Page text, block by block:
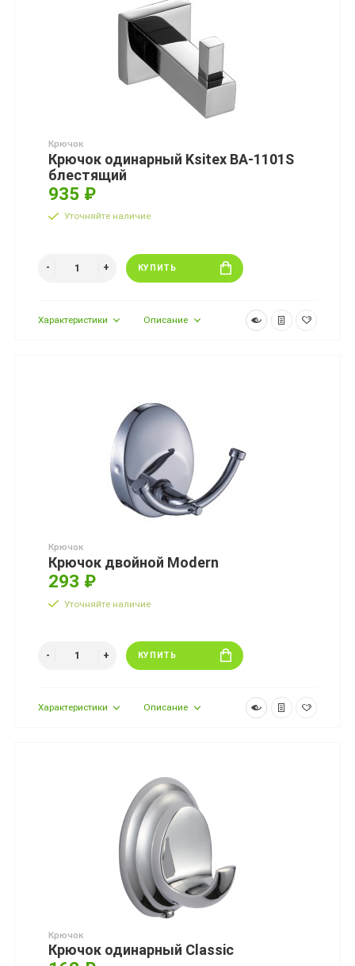
Крючок
Крючок одинарный Ksitex BA-1101S
блестящий
935 ₽
Уточняйте наличие
КУПИТЬ
Характеристики Описание
Крючок
Крючок двойной Modern
293 ₽
Уточняйте наличие
КУПИТЬ
Характеристики Описание
Крючок
Крючок одинарный Classic